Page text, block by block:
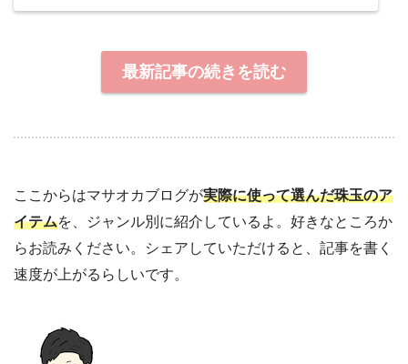
最新記事の続きを読む
ここからはマサオカブログが実際に使って選んだ珠玉のア
イテムを、ジャンル別に紹介しているよ。好きなところか
らお読みください。シェアしていただけると、記事を書く
速度が上がるらしいです。